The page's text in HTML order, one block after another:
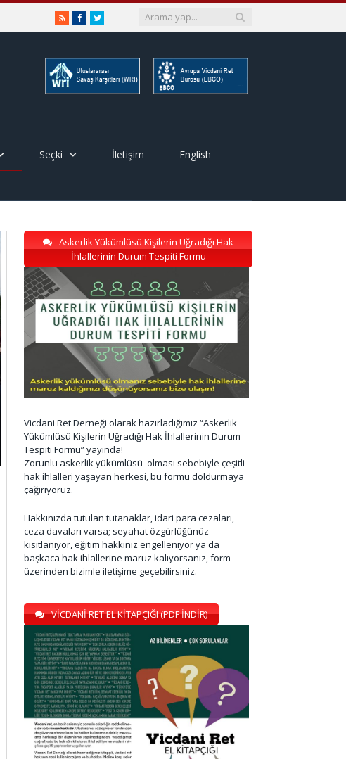
RSSFacebookTwitter
Seçki İletişim English
Askerlik Yükümlüsü Kişilerin Uğradığı Hak
İhlallerinin Durum Tespiti Formu
Vicdani Ret Derneği olarak hazırladığımız “Askerlik
Yükümlüsü Kişilerin Uğradığı Hak İhlallerinin Durum
Tespiti Formu” yayında!
Zorunlu askerlik yükümlüsü olması sebebiyle çeşitli
hak ihlalleri yaşayan herkesi, bu formu doldurmaya
çağırıyoruz.
Hakkınızda tutulan tutanaklar, idari para cezaları,
ceza davaları varsa; seyahat özgürlüğünüz
kısıtlanıyor, eğitim hakkınız engelleniyor ya da
başkaca hak ihlallerine maruz kalıyorsanız, form
üzerinden bizimle iletişime geçebilirsiniz.
VİCDANİ RET EL KİTAPÇIĞI (PDF İNDİR)